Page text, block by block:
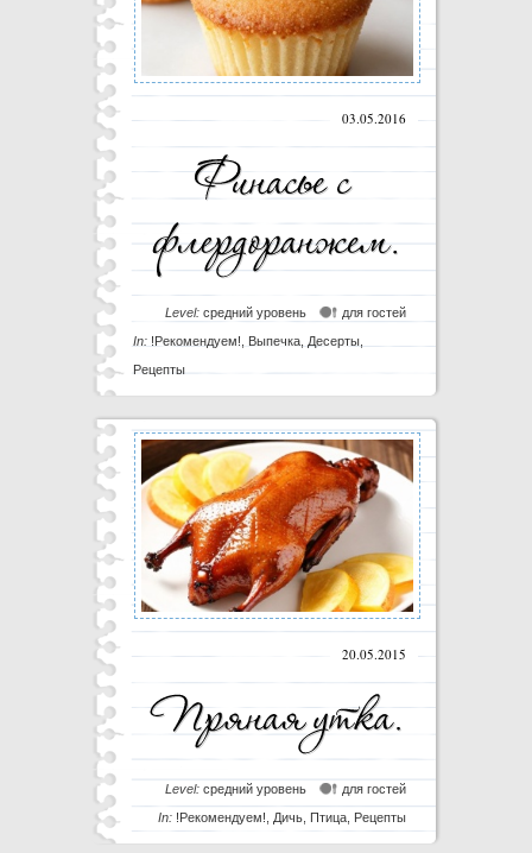
03.05.2016
для гостей
Level: средний уровень
In: !Рекомендуем! Выпечка, Десерты,
Рецепты
20.05.2015
для гостей
Level: средний уровень
In: !Рекомендуем! Дичь, Птица, Рецепты